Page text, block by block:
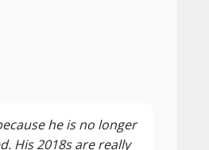
he is no longer
His 2018s are really